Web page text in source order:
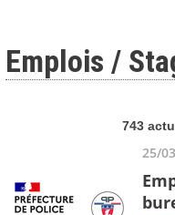
Emplois /
743
25/